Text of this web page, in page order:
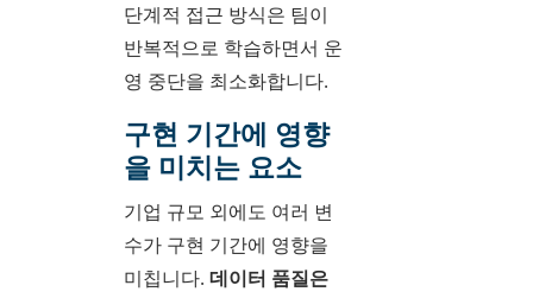
단계적 접근 방식은 팀이
반복적으로 학습하면서 운
영 중단을 최소화합니다.
구현 기간에 영향
을 미치는 요소
기업 규모 외에도 여러 변
수가 구현 기간에 영향을
미칩니다. 데이터 품질은